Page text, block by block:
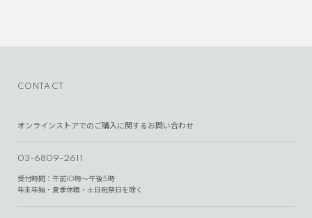
CONTACT
オンラインストアでのご購入に関するお問い合わせ
03-6809-2611
受付時間：午前10時～午後5時
年末年始・夏季休暇・土日祝祭日を除く